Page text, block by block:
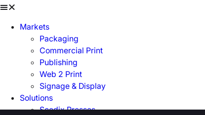
Markets
Packaging
Commercial Print
Publishing
Web 2 Print
Signage & Display
Solutions
Scodix Presses